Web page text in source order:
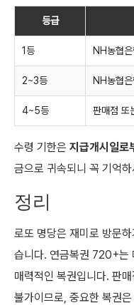
등급
1등 NH농협
2~3등 NH농협
4~5등 판매점 또
수령 기한은 지급개시일로
금으로 귀속되니 꼭 기억하
정리
로또 명당은 재미로 방문
습니다. 연금복권 720+는
매력적인 복권입니다. 판
불가이므로, 중요한 복권